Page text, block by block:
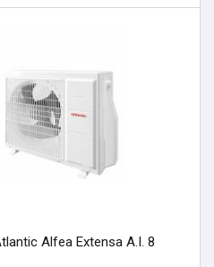
Alfea Extensa A.I. 8